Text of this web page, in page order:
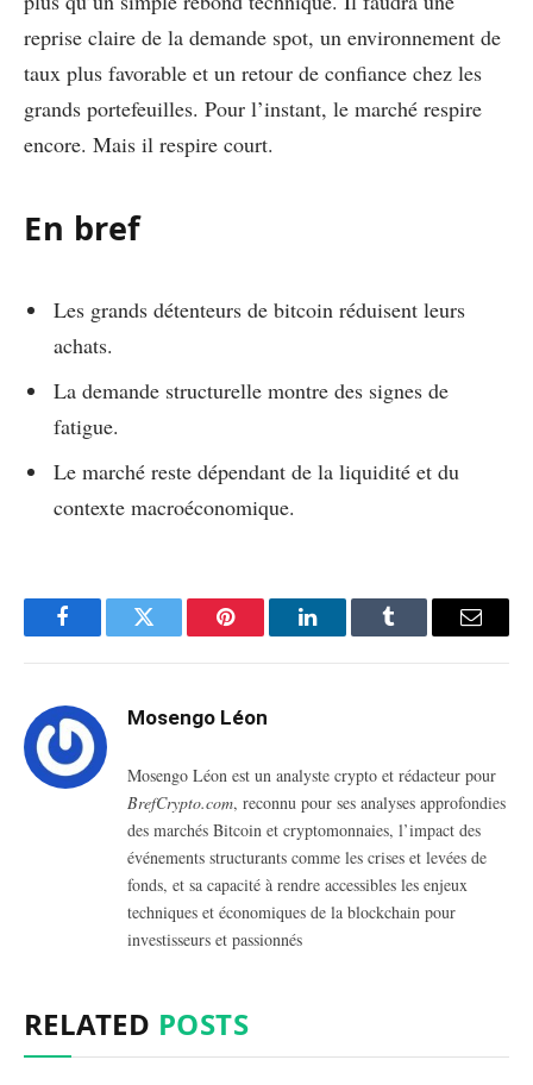
reprise claire de la demande spot, un environnement de
taux plus favorable et un retour de confiance chez les
grands portefeuilles. Pour l’instant, le marché respire
encore. Mais il respire court.
En bref
Les grands détenteurs de bitcoin réduisent leurs
achats.
La demande structurelle montre des signes de
fatigue.
Le marché reste dépendant de la liquidité et du
contexte macroéconomique.
FacebookTwitter Pinterest LinkedInTumblr Email
Mosengo Léon
Mosengo Léon est un analyste crypto et rédacteur pour
BrefCrypto.com, reconnu pour ses analyses approfondies
des marchés Bitcoin et cryptomonnaies, l’impact des
événements structurants comme les crises et levées de
fonds, et sa capacité à rendre accessibles les enjeux
techniques et économiques de la blockchain pour
investisseurs et passionnés
RELATED POSTS